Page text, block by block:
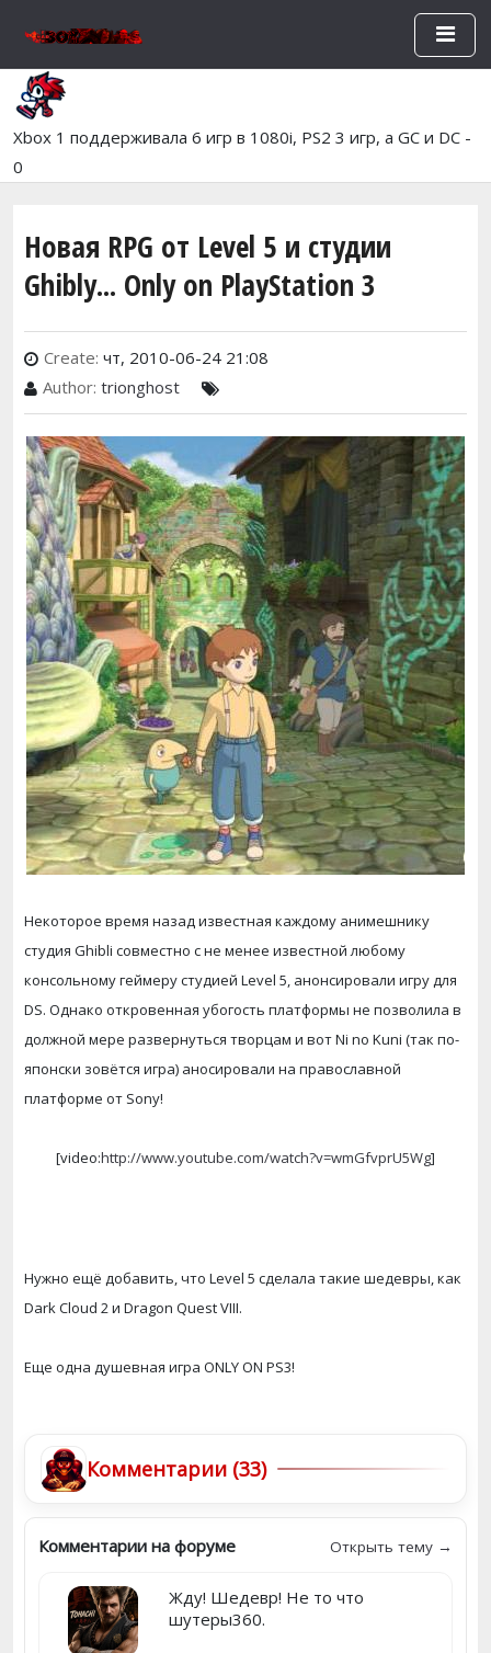
Перейти к основному
Xbox 1 поддерживала 6 игр в 1080i, PS2 3 игр, а GC и DC -
0
Новая RPG от Level 5 и студии
Ghibly... Only on PlayStation 3
Create: чт, 2010-06-24 21:08
Author: trionghost
Некоторое время назад известная каждому анимешнику
студия Ghibli совместно с не менее известной любому
консольному геймеру студией Level 5, анонсировали игру для
DS. Однако откровенная убогость платформы не позволила в
должной мере развернуться творцам и вот Ni no Kuni (так по-
японски зовётся игра) аносировали на православной
платформе от Sony!
[video:http://www.youtube.com/watch?v=wmGfvprU5Wg]
Нужно ещё добавить, что Level 5 сделала такие шедевры, как
Dark Cloud 2 и Dragon Quest VIII.
Еще одна душевная игра ONLY ON PS3!
Комментарии (33)
Комментарии на форуме Открыть тему →
Жду! Шедевр! Не то что
шутеры360.